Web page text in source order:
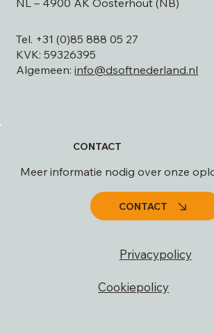
Tel. +31 (0)85 888 05 27
KVK: 59326395
Algemeen:info@dsoftnederland.nl
CONTACT
Meer informatie nodig over onze
CONTACT
Privacypolicy
Cookiepolicy